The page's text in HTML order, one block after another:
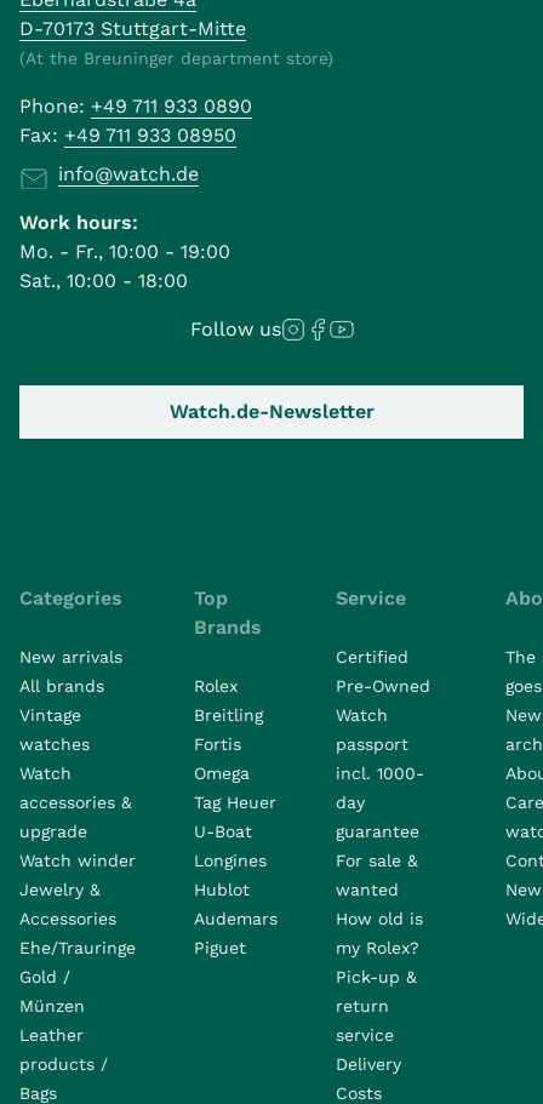
D-70173 Stuttgart-Mitte
(At the Breuninger department store)
Phone: +49 711 933 0890
Fax: +49 711 933 08950
info@watch.de
Work hours:
Mo. - Fr., 10:00 - 19:00
Sat., 10:00 - 18:00
Follow us
Watch.de-Newsletter
Categories
New arrivals
All brands
Vintage
watches
Watch
accessories &
upgrade
Watch winder
Jewelry &
Accessories
Ehe/Trauringe
Gold /
Münzen
Leather
products /
Bags
Top
Brands
Rolex
Breitling
Fortis
Omega
Tag Heuer
U-Boat
Longines
Hublot
Audemars
Piguet
Service
Certified
Pre-Owned
Watch
passport
incl. 1000-
day
guarantee
For sale &
wanted
How old is
my Rolex?
Pick-up &
return
service
Delivery
Costs
The